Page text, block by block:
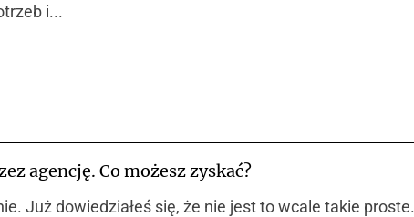
i...
agencję. Co możesz zyskać?
Już dowiedziałeś się, że nie jest to wcale takie